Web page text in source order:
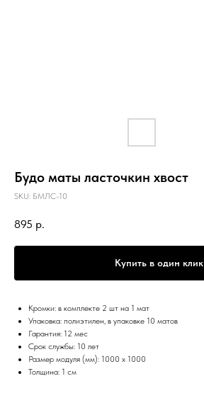
Будо маты ласточкин хвост
SKU: БМЛС-10
895 р.
Купить в один клик
Кромки: в комплекте 2 шт на 1 мат
Упаковка: полиэтилен, в упаковке 10 матов
Гарантия: 12 мес
Срок службы: 10 лет
Размер модуля (мм): 1000 х 1000
Толщина: 1 см